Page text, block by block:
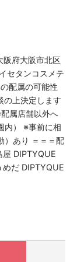
いたします
お支払いしま
円支給
府大阪市北区
セタンコスメテ
配属の可能性
の上決定します
属店舗以外へ
内） ※事前に相
）あり ＝＝＝配
屋 DIPTYQUE
めだ DIPTYQUE